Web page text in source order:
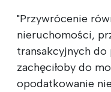
"Przywrócenie
nieruchomości,
transakcyjnych
zachęciłoby do
opodatkowanie